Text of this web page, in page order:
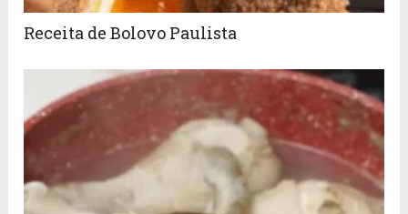
Receita de Bolovo Paulista